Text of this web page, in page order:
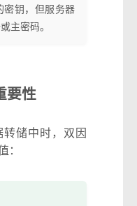
钥，但服务器
主密码。
要性
储中时，双因